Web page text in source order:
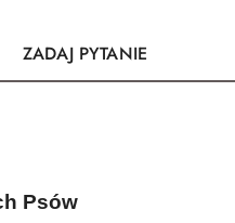
ZADAJ PYTANIE
Psów